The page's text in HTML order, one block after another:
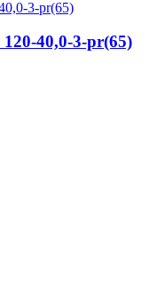
40,0-3-pr(65)